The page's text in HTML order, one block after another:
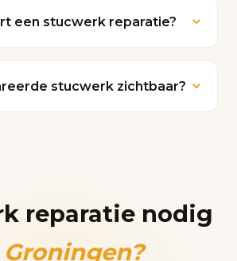
wij echter professionele
een stucwerk reparatie?
oppervlakken kan het iets
stucwerk zichtbaar?
reparatie nodig
Groningen?